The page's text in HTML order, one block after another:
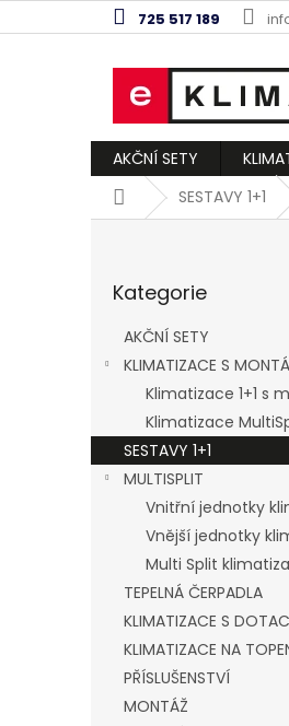
na
725 517 189
AKČNÍ SETY
DomůSESTAVY 1+1
a
kategorie
Kategorie
AKČNÍ SETY
KLIMATIZACE S
Klimatizace 1+1 s
Klimatizace
SESTAVY 1+1
MULTISPLIT
Vnitřní jednotky
Vnější jednotky
Multi Split
TEPELNÁ ČERPADLA
KLIMATIZACE S
KLIMATIZACE NA
PŘÍSLUŠENSTVÍ
MONTÁŽ